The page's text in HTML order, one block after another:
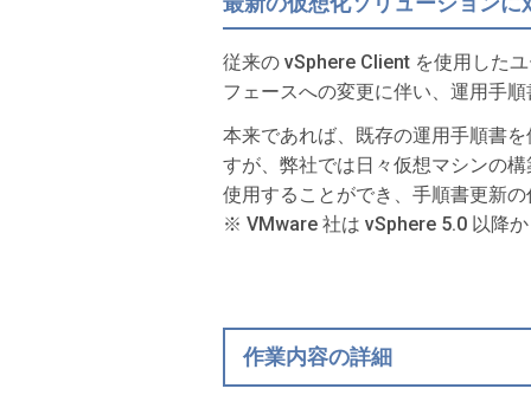
従来の vSphere Client を使用した
フェースへの変更に伴い、運用手
本来であれば、既存の運用手順書
すが、弊社では日々仮想マシンの
使用することができ、手順書更新
※ VMware 社は vSphere 5.0 以降
作業内容の詳細